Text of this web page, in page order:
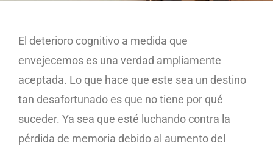
El deterioro cognitivo a medida que
envejecemos es una verdad ampliamente
aceptada. Lo que hace que este sea un destino
tan desafortunado es que no tiene por qué
suceder. Ya sea que esté luchando contra la
pérdida de memoria debido al aumento del